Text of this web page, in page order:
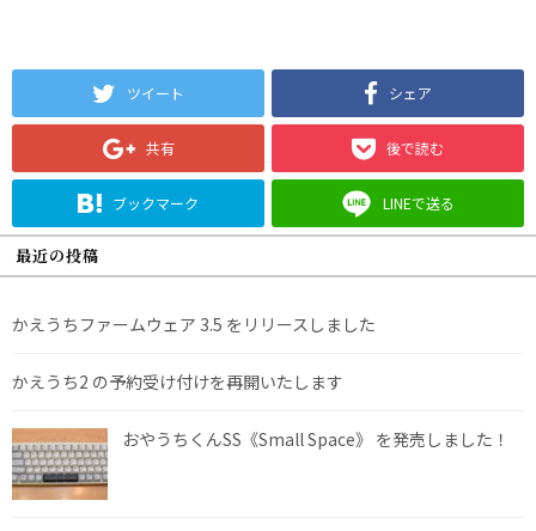
ツイート シェア
共有 後で読む
ブックマーク LINEで送る
最近の投稿
かえうちファームウェア 3.5 をリリースしました
かえうち2 の予約受け付けを再開いたします
おやうちくんSS《Small Space》 を発売しました！